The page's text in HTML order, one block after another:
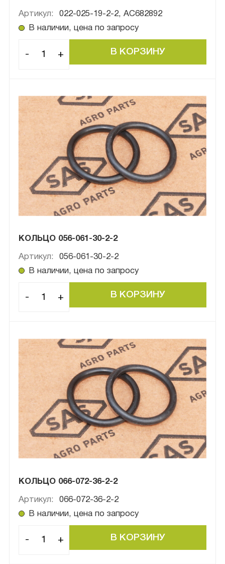
Артикул:
022-025-19-2-2, AC682892
В наличии, цена по запросу
- +
КОЛЬЦО 056-061-30-2-2
Артикул:
056-061-30-2-2
В наличии, цена по запросу
- +
КОЛЬЦО 066-072-36-2-2
Артикул:
066-072-36-2-2
В наличии, цена по запросу
- +